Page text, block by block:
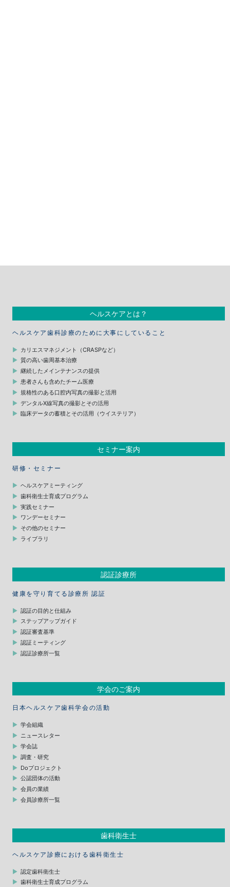
ヘルスケアとは？
ヘルスケア歯科診療のために大事にしていること
カリエスマネジメント（CRASPなど）
質の高い歯周基本治療
継続したメインテナンスの提供
患者さんも含めたチーム医療
規格性のある口腔内写真の撮影と活用
デンタルX線写真の撮影とその活用
臨床データの蓄積とその活用（ウイステリア）
セミナー案内
研修・セミナー
ヘルスケアミーティング
歯科衛生士育成プログラム
実践セミナー
ワンデーセミナー
その他のセミナー
ライブラリ
認証診療所
健康を守り育てる診療所 認証
認証の目的と仕組み
ステップアップガイド
認証審査基準
認証ミーティング
認証診療所一覧
学会のご案内
日本ヘルスケア歯科学会の活動
学会組織
ニュースレター
学会誌
調査・研究
Doプロジェクト
公認団体の活動
会員の業績
会員診療所一覧
歯科衛生士
ヘルスケア診療における歯科衛生士
認定歯科衛生士
歯科衛生士育成プログラム